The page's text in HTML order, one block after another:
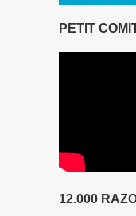
PETIT
12.000